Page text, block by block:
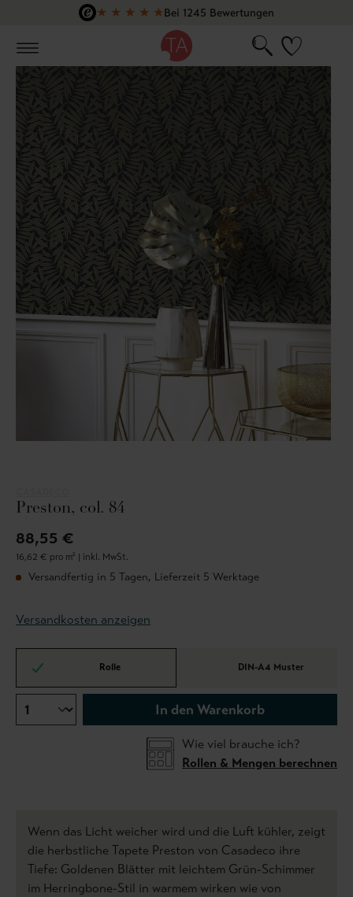
Zum Hauptinhalt springen
★ ★ ★ ★ ★Bei 1245 Bewertungen
Preston, col. 84
88,55 €
16,62 € pro m² | inkl. MwSt.
Versandfertig in 5 Tagen, Lieferzeit 5 Werktage
Versandkosten anzeigen
Rolle DIN-A4 Muster
In den Warenkorb
Wie viel brauche ich?
Rollen & Mengen berechnen
Wenn das Licht weicher wird und die Luft kühler, zeigt
die herbstliche Tapete Preston von Casadeco ihre
Tiefe: Goldenen Blätter mit leichtem Grün-Schimmer
im Herringbone-Stil in warmem wirken wie von